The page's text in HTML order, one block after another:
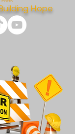
Hope